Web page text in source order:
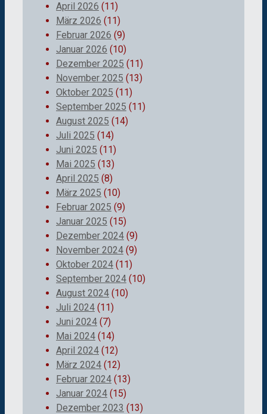
April 2026 (11)
März 2026 (11)
Februar 2026 (9)
Januar 2026 (10)
Dezember 2025 (11)
November 2025 (13)
Oktober 2025 (11)
September 2025 (11)
August 2025 (14)
Juli 2025 (14)
Juni 2025 (11)
Mai 2025 (13)
April 2025 (8)
März 2025 (10)
Februar 2025 (9)
Januar 2025 (15)
Dezember 2024 (9)
November 2024 (9)
Oktober 2024 (11)
September 2024 (10)
August 2024 (10)
Juli 2024 (11)
Juni 2024 (7)
Mai 2024 (14)
April 2024 (12)
März 2024 (12)
Februar 2024 (13)
Januar 2024 (15)
Dezember 2023 (13)